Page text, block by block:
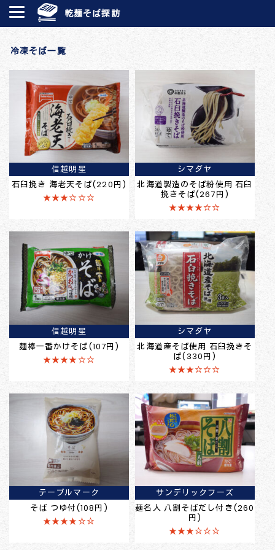
乾麺そば探訪
冷凍そば一覧
信越明星
石臼挽き 海老天そば(220円)
★★★☆☆☆
シマダヤ
北海道製造のそば粉使用 石臼
挽きそば(267円)
★★★★☆☆
信越明星
麺棒一番かけそば(107円)
★★★★☆☆
シマダヤ
北海道産そば使用 石臼挽きそ
ば(330円)
★★★☆☆☆
テーブルマーク
そば つゆ付(108円)
★★★★☆☆
サンデリックフーズ
麺名人 八割そばだし付き(260
円)
★★★☆☆☆